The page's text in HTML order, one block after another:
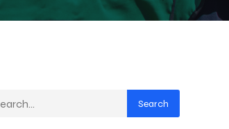
Search